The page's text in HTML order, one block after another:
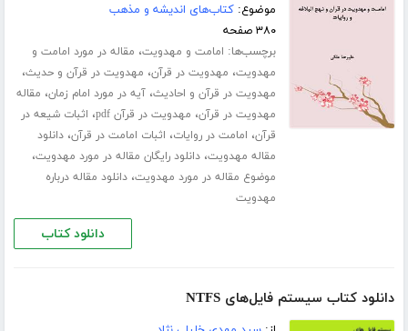
موضوع:کتاب‌های اندیشه و مذهب
۳۸۰ صفحه
برچسب‌ها: امامت و مهدویت، مقاله در مورد امامت و
مهدویت، مهدویت در قرآن، مهدویت در قرآن و حدیث،
مهدویت در قرآن و احادیث،آیه در مورد امام زمان، مقاله
مهدویت در قرآن، مهدویت در قرآن pdf ، اثبات شیعه در
قرآن، امامت در روایات، اثبات امامت در قرآن،دانلود
مقاله مهدویت،دانلود رایگان مقاله در مورد مهدویت،
موضوع مقاله در مورد مهدویت،دانلود مقاله درباره
مهدویت
دانلود کتاب
دانلود کتاب سیستم فایل‌های NTFS